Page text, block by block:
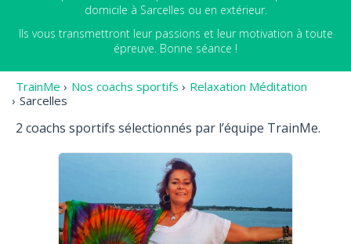
domicile à Sarcelles ou en extérieur.
Ils vous transmettront leur passions et leur motivation à toute
épreuve. Bonne séance !
TrainMe › Nos coachs sportifs › Relaxation Méditation
› Sarcelles
2 coachs sportifs sélectionnés par l’équipe TrainMe.